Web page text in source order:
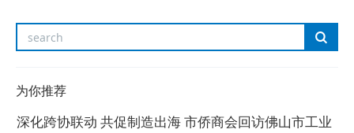
为你推荐
深化跨协联动 共促制造出海 市侨商会回访佛山市工业